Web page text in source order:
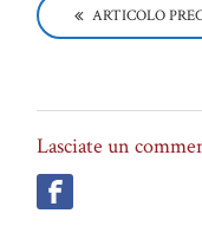
s
v
i
g
a
t
ARTICOLO
Lasciate un